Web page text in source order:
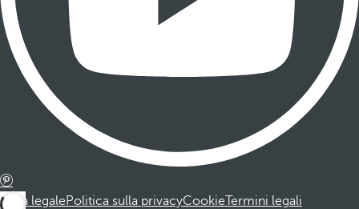
Nota legalePolitica sulla privacyCookieTermini legali